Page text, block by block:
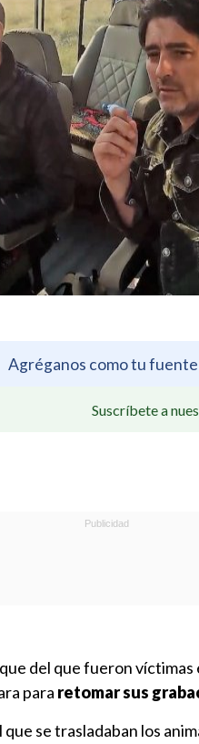
Agréganos como tu
Suscríbete a
del que fueron
para retomar sus
se trasladaban los